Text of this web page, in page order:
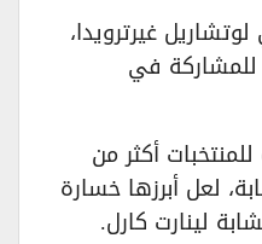
غيرترويدا،
للمشاركة في
أكثر من
لعل أبرزها خسارة
لينارت كارل.